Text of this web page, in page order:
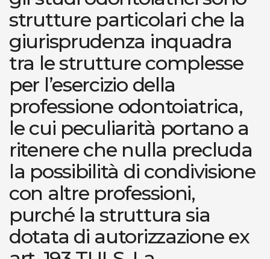
strutture particolari che la
giurisprudenza inquadra
tra le strutture complesse
per l’esercizio della
professione odontoiatrica,
le cui peculiarità portano a
ritenere che nulla precluda
la possibilità di condivisione
con altre professioni,
purché la struttura sia
dotata di autorizzazione ex